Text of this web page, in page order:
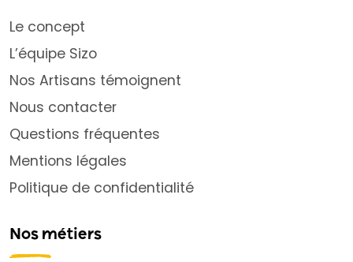
Le concept
L’équipe Sizo
Nos Artisans témoignent
Nous contacter
Questions fréquentes
Mentions légales
Politique de confidentialité
Nos métiers